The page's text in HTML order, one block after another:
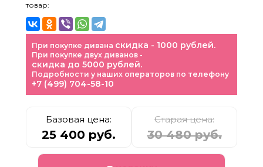
товар:
При покупке дивана скидка - 1000 рублей.
При покупке двух диванов -
скидка до 5000 рублей.
Подробности у наших операторов по телефону
+7 (499) 704-58-10
Базовая цена:
25 400 руб.
Старая цена:
30 480 руб.